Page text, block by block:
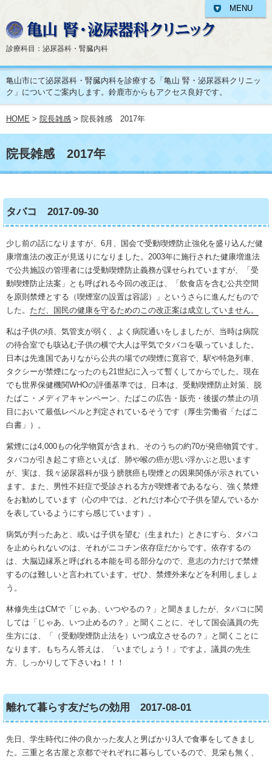
診療科目：泌尿器科・腎臓内科
亀山市にて泌尿器科・腎臓内科を診療する「亀山 腎・泌尿器科クリニッ
ク」についてご案内します。鈴鹿市からもアクセス良好です。
HOME > 院長雑感 > 院長雑感 2017年
院長雑感 2017年
タバコ 2017-09-30
少し前の話になりますが、6月、国会で受動喫煙防止強化を盛り込んだ健
康増進法の改正が見送りになりました。2003年に施行された健康増進法
で公共施設の管理者には受動喫煙防止義務が課せられていますが、「受
動喫煙防止法案」とも呼ばれる今回の改正は、「飲食店を含む公共空間
を原則禁煙とする（喫煙室の設置は容認）」というさらに進んだもので
した。 ただ、国民の健康を守るためのこの改正案は成立していません。
私は子供の頃、気管支が弱く、よく病院通いをしましたが、当時は病院
の待合室でも咳込む子供の横で大人は平気でタバコを吸っていました。
日本は先進国でありながら公共の場での喫煙に寛容で、駅や特急列車、
タクシーが禁煙になったのも21世紀に入って暫くしてからでした。現在
でも世界保健機関WHOの評価基準では、日本は、受動喫煙防止対策、脱
たばこ・メディアキャンペーン、たばこの広告・販売・後援の禁止の項
目において最低レベルと判定されているそうです（厚生労働省「たばこ
白書」）。
紫煙には4,000もの化学物質が含まれ、そのうちの約70が発癌物質です。
タバコが引き起こす癌といえば、肺や喉の癌が思い浮かぶと思います
が、実は、我々泌尿器科が扱う膀胱癌も喫煙との因果関係が示されてい
ます。また、男性不妊症で受診される方が喫煙者であるなら、強く禁煙
をお勧めしています（心の中では、どれだけ本心で子供を望んでいるか
を表しているようにすら感じています）。
病気が判ったあと、或いは子供を望む（生まれた）ときにすら、タバコ
を止められないのは、それがニコチン依存症だからです。依存するの
は、大脳辺縁系と呼ばれる本能を司る部分なので、意志の力だけで禁煙
するのは難しいと言われています。ぜひ、禁煙外来などを利用しましょ
う。
林修先生はCMで「じゃあ、いつやるの？」と聞きましたが、タバコに関
しては「じゃあ、いつ止めるの？」と聞くことに、そして国会議員の先
生方には、「（受動喫煙防止法を）いつ成立させるの？」と聞くことに
なります。もちろん答えは、「いまでしょう！」ですよ。議員の先生
方、しっかりして下さいね！！！
離れて暮らす友だちの効用 2017-08-01
先日、学生時代に仲の良かった友人と男ばかり3人で食事をしてきまし
た。三重と名古屋と京都でそれぞれに暮らしているので、見栄も無く、
MENU